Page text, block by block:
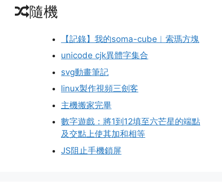
隨機
【記錄】我的soma-cube︱索瑪方塊
unicode cjk異體字集合
svg動畫筆記
linux製作視頻三劍客
主機搬家完畢
數字遊戲：將1到12填至六芒星的端點
及交點上使其加和相等
JS阻止手機鎖屏